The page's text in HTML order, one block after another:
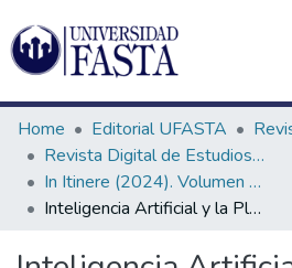
Communities
&
Log
Home Editorial UFASTA
Revista Digital de Estudios Humanísticos In Itinere
In Itinere (2024). Volumen 14, número 1
Inteligencia Artificial y la Planificación Docente: Un Estudio Narrativo de las Percepciones de Docentes en Práctica